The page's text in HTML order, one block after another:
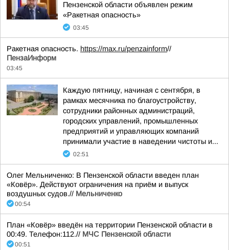
Пензенской области объявлен режим
«Ракетная опасность»
03:45
Ракетная опасность. https://max.ru/penzainform//
ПензаИнформ
03:45
Каждую пятницу, начиная с сентября, в
рамках месячника по благоустройству,
сотрудники районных администраций,
городских управлений, промышленных
предприятий и управляющих компаний
принимали участие в наведении чистоты и...
02:51
Олег Мельниченко: В Пензенской области введен план
«Ковёр». Действуют ограничения на приём и выпуск
воздушных судов.// Мельниченко
00:54
План «Ковёр» введён на территории Пензенской области в
00:49. Телефон:112.// МЧС Пензенской области
00:51